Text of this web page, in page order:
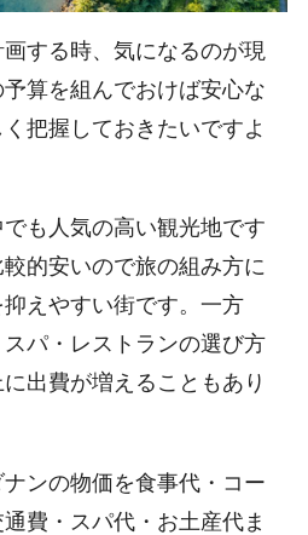
する時、気になるのが現
算を組んでおけば安心な
把握しておきたいですよ
も人気の高い観光地です
的安いので旅の組み方に
えやすい街です。一方
パ・レストランの選び方
出費が増えることもあり
ンの物価を食事代・コー
費・スパ代・お土産代ま